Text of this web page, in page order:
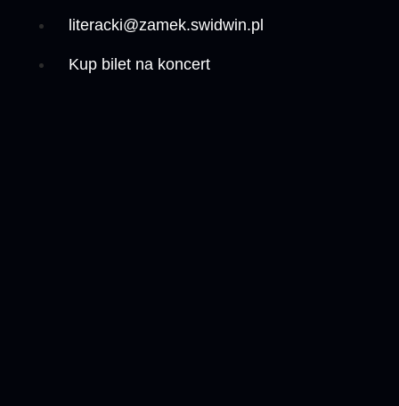
literacki@zamek.swidwin.pl
Kup bilet na koncert